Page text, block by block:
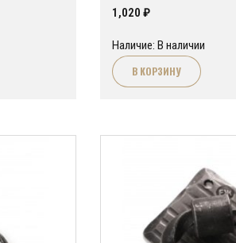
1,020 ₽
Наличие: В наличии
В КОРЗИНУ